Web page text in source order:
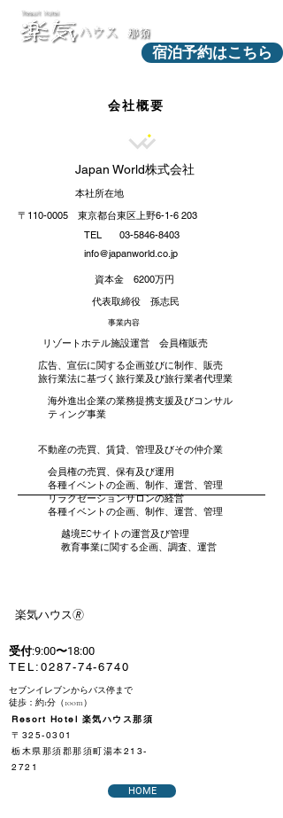
宿泊予約はこちら
会社概要
Japan World株式会社
本社所在地
〒110-0005 東京都台東区上野6-1-6 203
TEL
03-5846-8403
info@japanworld.co.jp
​資本金 6200万円
​代表取締役 孫志民
事業内容
リゾートホテル施設運営 会員権販売
広告、宣伝に関する企画並びに制作、販売
旅行業法に基づく旅行業及び旅行業者代理業
海外進出企業の業務提携支援及びコンサル
ティング事業
不動産の売買、賃貸、管理及びその仲介業
会員権の売買、保有及び運用
各種イベントの企画、制作、運営、管理
リラクゼーションサロンの経営
各種イベントの企画、制作、運営、管理
越境ECサイトの運営及び管理
教育事業に関する企画、調査、運営
​楽気ハウス🄬
受付:9:00〜18:00
​TEL: 0287-74-6740
セブンイレブンからバス停まで
徒歩：約1分（100m）
Resort Hotel 楽気ハウス那須
〒325-0301
栃木県那須郡那須町湯本213-
2721
HOME